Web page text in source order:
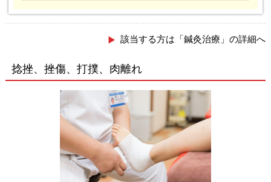
該当する方は「鍼灸治療」の詳細へ
捻挫、挫傷、打撲、肉離れ